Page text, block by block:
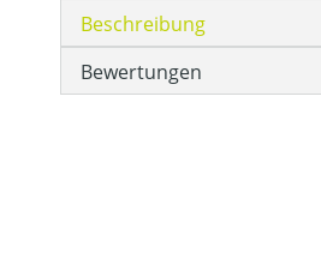
Beschreibung
Bewertungen